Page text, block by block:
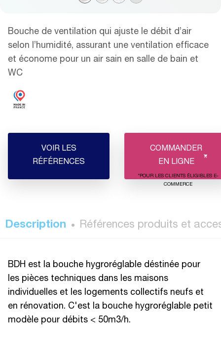
Bouche de ventilation qui ajuste le débit d’air
selon l’humidité, assurant une ventilation efficace
et économe pour un air sain en salle de bain et
WC
VOIR LES
RÉFÉRENCES
COMMANDER
EN LIGNE
*POUR LES CLIENTS ÉLIGIBLES E-
COMMERCE
Description Références produits et
BDH est la bouche hygroréglable déstinée pour
les pièces techniques dans les maisons
individuelles et les logements collectifs neufs et
en rénovation. C'est la bouche hygroréglable petit
modèle pour débits < 50m3/h.